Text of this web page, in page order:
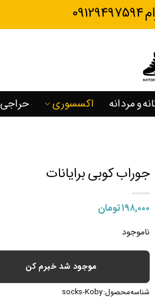
و مردانه اکسسوری حراجی
جوراب کوبی برایانات
۱۹۸,۰۰۰تومان
ناموجود
موجود شد خبرم کن
شناسه محصول:socks-Koby